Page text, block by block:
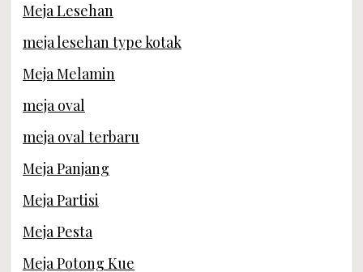
Meja Lesehan
meja lesehan type kotak
Meja Melamin
meja oval
meja oval terbaru
Meja Panjang
Meja Partisi
Meja Pesta
Meja Potong Kue